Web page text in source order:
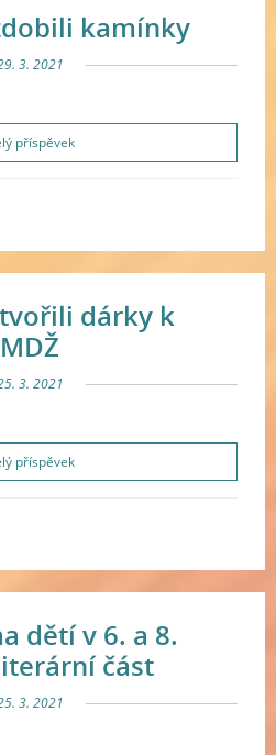
kamínky
3. 2021
příspěvek
dárky k
MDŽ
3. 2021
příspěvek
dětí v 6. a 8.
část
3. 2021